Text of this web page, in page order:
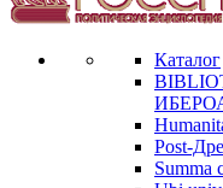
Каталог
Post-
Summa